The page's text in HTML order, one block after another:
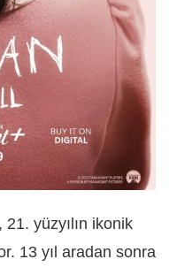
, 21. yüzyılın ikonik
13 yıl aradan sonra